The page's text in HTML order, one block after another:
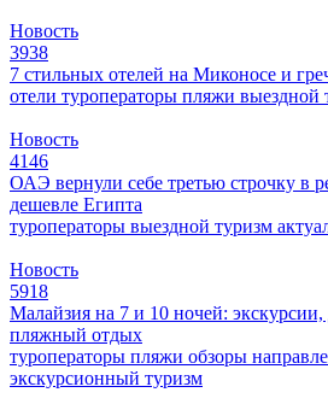
Новость
3938
7 стильных отелей на Миконосе и
отели туроператоры пляжи выездной
Новость
4146
ОАЭ вернули себе третью строчку в
дешевле Египта
туроператоры выездной туризм
Новость
5918
Малайзия на 7 и 10 ночей:
пляжный отдых
туроператоры пляжи обзоры
экскурсионный туризм